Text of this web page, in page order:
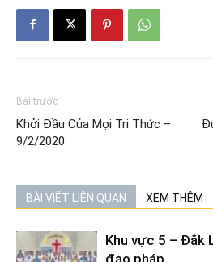
Bài trước
Khởi Đầu Của Mọi Tri Thức –
9/2/2020
BÀI VIẾT LIÊN QUAN XEM THÊM
Khu vực 5 – Đắk
đạo pháp